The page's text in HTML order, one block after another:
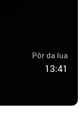
Pôr da lua
13:41